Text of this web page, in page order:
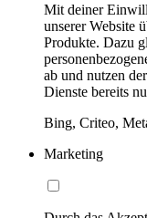
Mit deiner
unserer Website
Produkte. Dazu
ab und nutzen
Dienste bereits
Bing, Criteo,
Marketing